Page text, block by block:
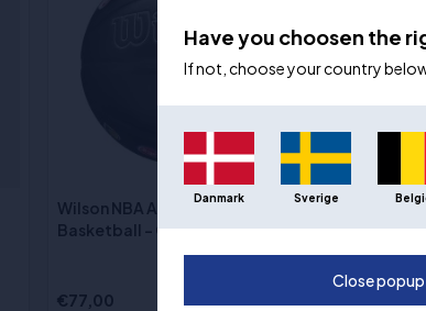
Wilson NBA All Team Premiere
Basketball - Größe 7
€77,00
Wilson
- Größe 7
Have you choosen the
If not, choose your country
Danmark Sverige
Close